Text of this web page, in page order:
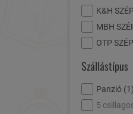
K&H
MBH
OTP
Szállástípus
Panzió (1)
5